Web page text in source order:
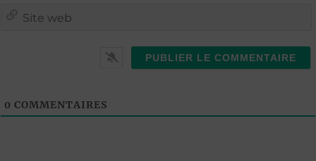
0 COMMENTAIRES